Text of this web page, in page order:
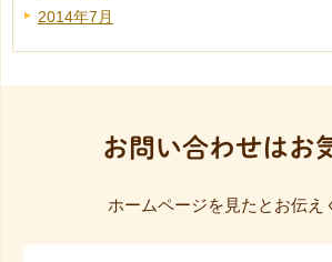
2014年7月
お問い合わせはお
ホームページを見たとお伝え